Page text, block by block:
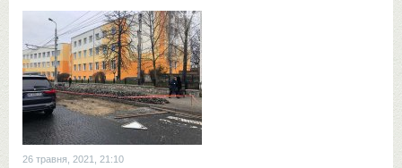
26 травня, 2021, 21:10